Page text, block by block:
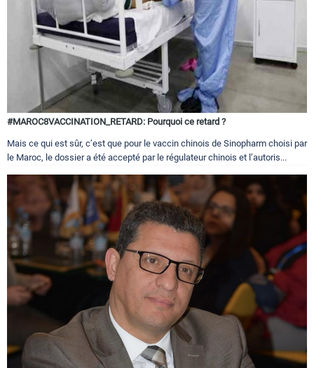
#MAROC8VACCINATION_RETARD: Pourquoi ce retard ?
Mais ce qui est sûr, c’est que pour le vaccin chinois de Sinopharm choisi par
le Maroc, le dossier a été accepté par le régulateur chinois et l’autoris...